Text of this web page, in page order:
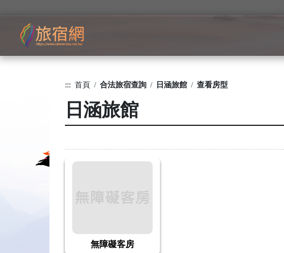
::: 首頁 合法旅宿查詢 日涵旅館 查看房型
日涵旅館
無障礙客房